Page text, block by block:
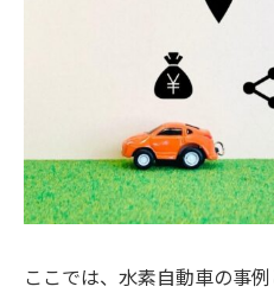
ここでは、水素自動車の事